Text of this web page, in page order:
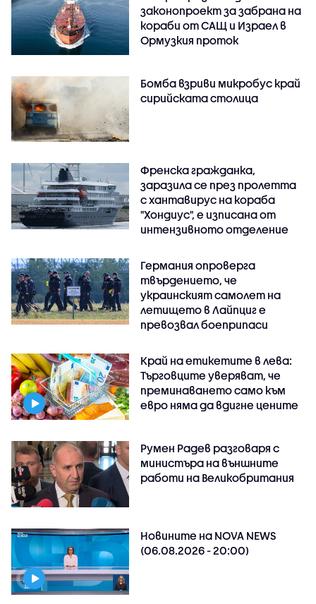
законопроект за забрана на
кораби от САЩ и Израел в
Ормузкия проток
Бомба взриви микробус край
сирийската столица
Френска гражданка,
заразила се през пролетта
с хантавирус на кораба
"Хондиус", е изписана от
интензивното отделение
Германия опроверга
твърдението, че
украинският самолет на
летището в Лайпциг е
превозвал боеприпаси
Край на етикетите в лева:
Търговците уверяват, че
преминаването само към
евро няма да вдигне цените
Румен Радев разговаря с
министъра на външните
работи на Великобритания
Новините на NOVA NEWS
(06.08.2026 - 20:00)